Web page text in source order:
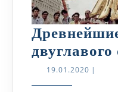
двуглавого
19.01.2020 |